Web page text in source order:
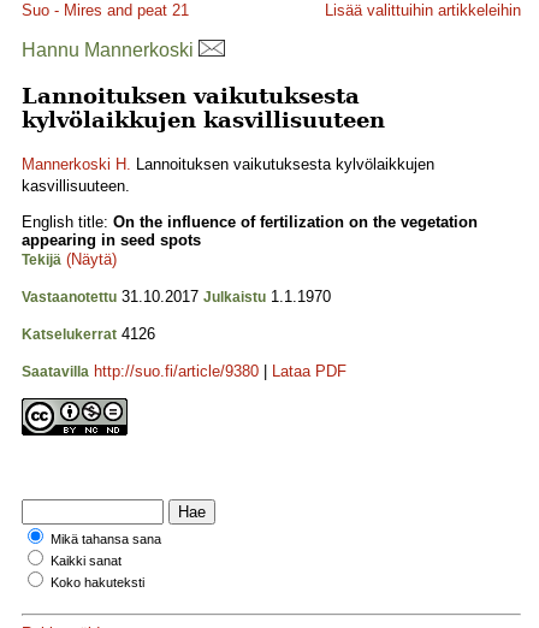
Suo - Mires and peat 21 Lisää valittuihin artikkeleihin
Hannu Mannerkoski
Lannoituksen vaikutuksesta
kylvölaikkujen kasvillisuuteen
Mannerkoski H. Lannoituksen vaikutuksesta kylvölaikkujen
kasvillisuuteen.
English title: On the influence of fertilization on the vegetation
appearing in seed spots
Tekijä (Näytä)
Vastaanotettu 31.10.2017 Julkaistu 1.1.1970
Katselukerrat 4126
Saatavilla http://suo.fi/article/9380 Lataa PDF
Mikä tahansa sana
Kaikki sanat
Koko hakuteksti